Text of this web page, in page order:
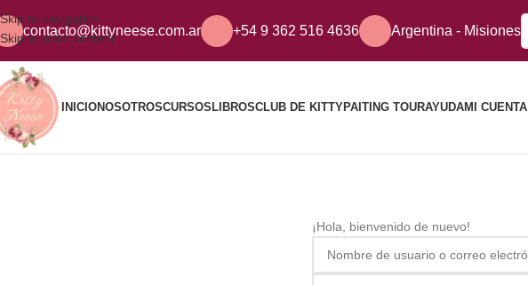
Skip to navigation
Skip to main content
contacto@kittyneese.com.ar +54 9 362 516 4636 Argentina - Misiones
INICIONOSOTROSCURSOS LIBROSCLUB DE KITTYPAITING TOURAYUDAMI CUENTA
¡Hola, bienvenido de nuevo!